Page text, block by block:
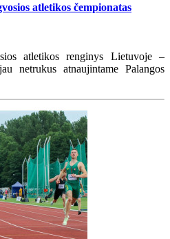
atletikos čempionatas
atletikos renginys Lietuvoje –
netrukus atnaujintame Palangos